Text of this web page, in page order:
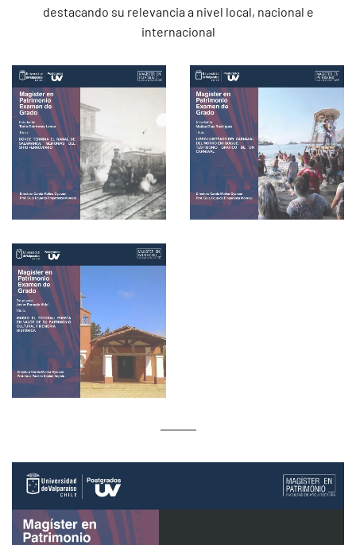
destacando su relevancia a nivel local, nacional e
internacional